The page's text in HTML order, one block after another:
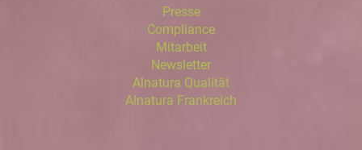
Presse
Compliance
Mitarbeit
Newsletter
Alnatura Qualität
Alnatura Frankreich